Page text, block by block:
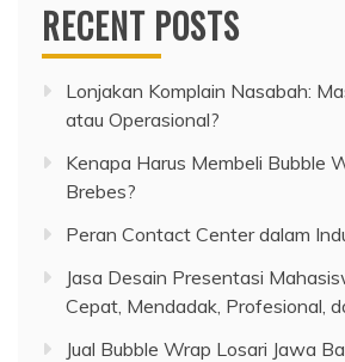
RECENT POSTS
Lonjakan Komplain Nasabah:
atau Operasional?
Kenapa Harus Membeli Bubble
Brebes?
Peran Contact Center dalam
Jasa Desain Presentasi
Cepat, Mendadak, Profesional,
Jual Bubble Wrap Losari Jawa